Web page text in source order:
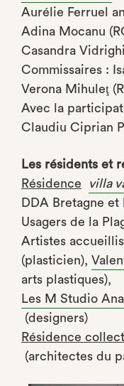
Aurélie Ferruel
Adina Mocanu
Casandra
Commissaires :
Verona Mihuleţ
Avec la
Claudiu Ciprian
Les résidents et
Résidence
villa
DDA Bretagne et
Usagers de la
Artistes
(plasticien),
arts plastiques),
Les M Studio
(designers)
Résidence
(architectes du